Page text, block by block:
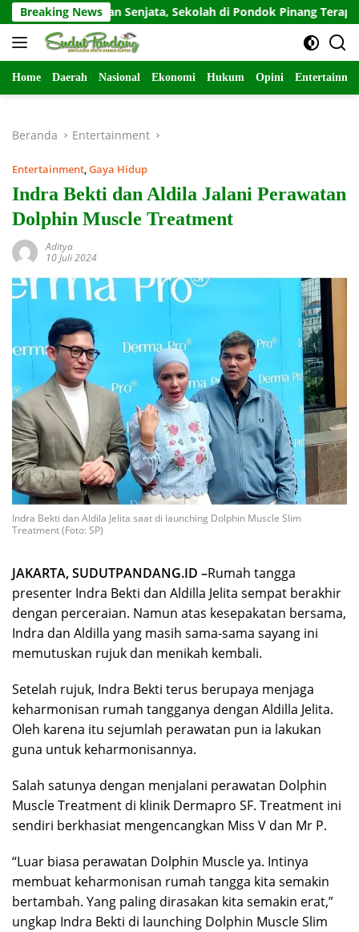
Langsung
ke
konten
Breaking News
Temuan Senjata, Sekolah di Pondok Pinang Terapkan PJJ
Home Daerah Nasional Ekonomi Hukum Opini
Beranda Entertainment
Entertainment,Gaya Hidup
Indra Bekti dan Aldila Jalani Perawatan
Dolphin Muscle Treatment
Aditya
10 Juli 2024
Indra Bekti dan Aldila Jelita saat di launching Dolphin Muscle Slim
Treatment (Foto: SP)
JAKARTA, SUDUTPANDANG.ID –Rumah tangga
presenter Indra Bekti dan Aldilla Jelita sempat berakhir
dengan perceraian. Namun atas kesepakatan bersama,
Indra dan Aldilla yang masih sama-sama sayang ini
memutuskan rujuk dan menikah kembali.
Setelah rujuk, Indra Bekti terus berupaya menjaga
keharmonisan rumah tangganya dengan Aldilla Jelita.
Oleh karena itu sejumlah perawatan pun ia lakukan
guna untuk keharmonisannya.
Salah satunya dengan menjalani perawatan Dolphin
Muscle Treatment di klinik Dermapro SF. Treatment ini
sendiri berkhasiat mengencangkan Miss V dan Mr P.
“Luar biasa perawatan Dolphin Muscle ya. Intinya
membuat keharmonisan rumah tangga kita semakin
bertambah. Yang paling dirasakan kita semakin erat,”
ungkap Indra Bekti di launching Dolphin Muscle Slim